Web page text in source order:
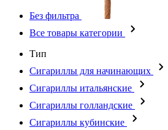
Без фильтра
Все товары категории
Тип
Сигариллы для начинающих
Сигариллы итальянские
Сигариллы голландские
Сигариллы кубинские